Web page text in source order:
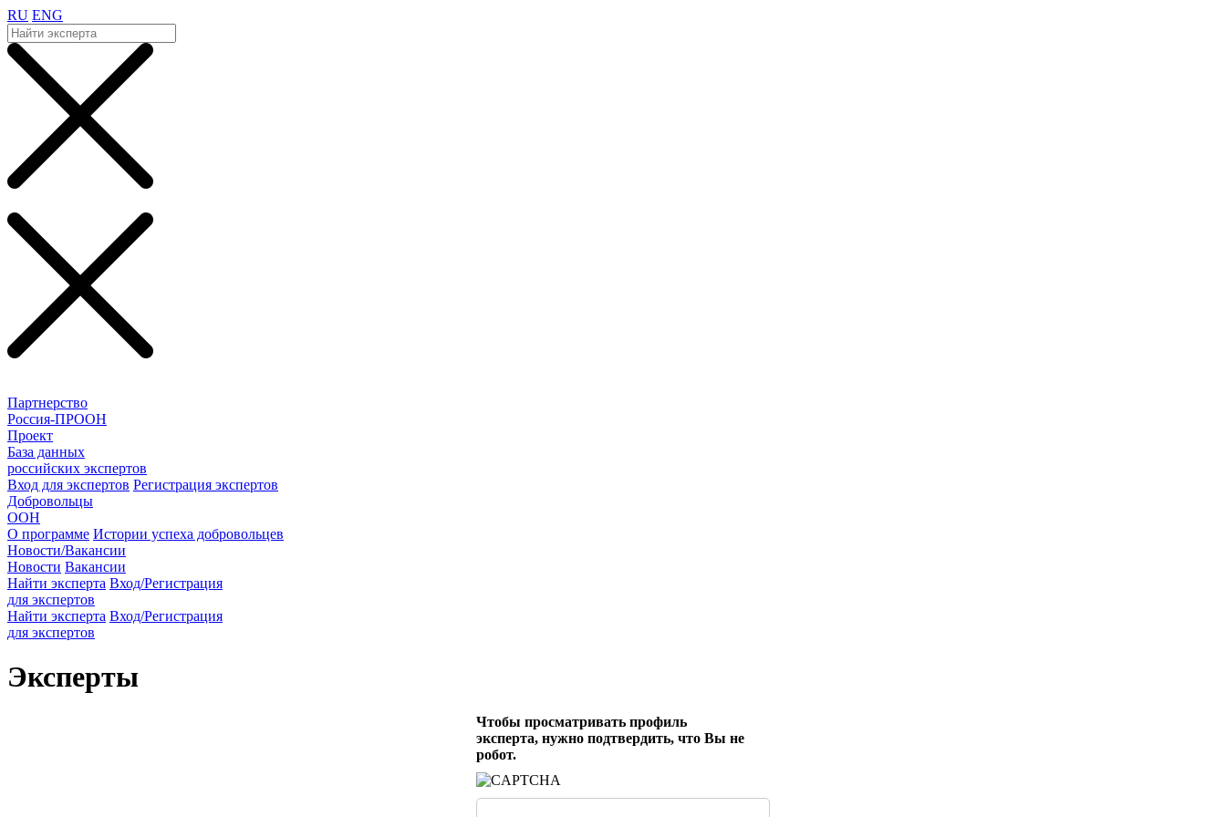
RU ENG
Партнерство
Россия-ПРООН
Проект
База данных
российских экспертов
Вход для экспертов Регистрация экспертов
Добровольцы
ООН
О программе Истории успеха добровольцев
Новости/Вакансии
Новости Вакансии
Найти эксперта Вход/Регистрация
для экспертов
Найти эксперта Вход/Регистрация
для экспертов
Эксперты
Чтобы просматривать профиль
эксперта, нужно подтвердить, что Вы не
робот.